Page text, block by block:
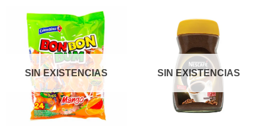
SIN EXISTENCIAS SIN EXISTENCIAS